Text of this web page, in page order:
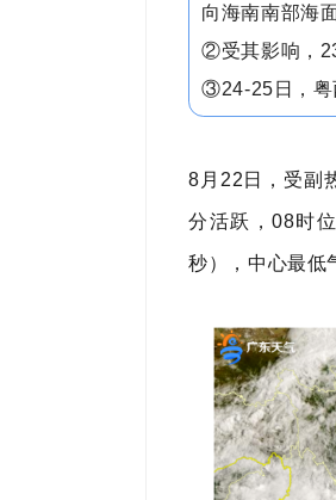
向海南南部海面
②受其影响，
③24-25日，粤
8月22日，受副
分活跃，08时
秒），中心最低